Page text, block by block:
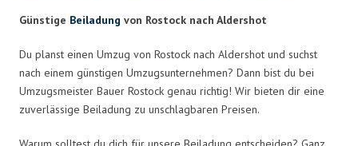
Günstige Beiladung von Rostock nach Aldershot
Du planst einen Umzug von Rostock nach Aldershot und suchst
nach einem günstigen Umzugsunternehmen? Dann bist du bei
Umzugsmeister Bauer Rostock genau richtig! Wir bieten dir eine
zuverlässige Beiladung zu unschlagbaren Preisen.